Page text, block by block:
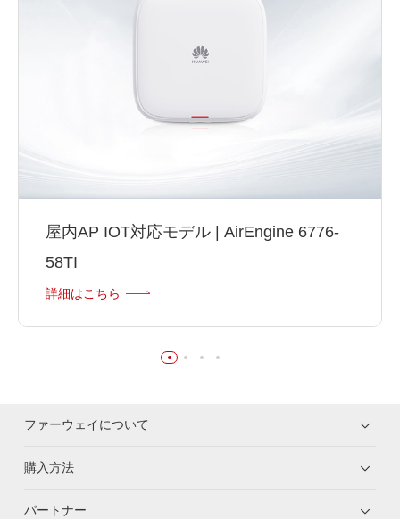
屋内AP IOT対応モデル | AirEngine 6776-
58TI
詳細はこちら
ファーウェイについて
購入方法
パートナー